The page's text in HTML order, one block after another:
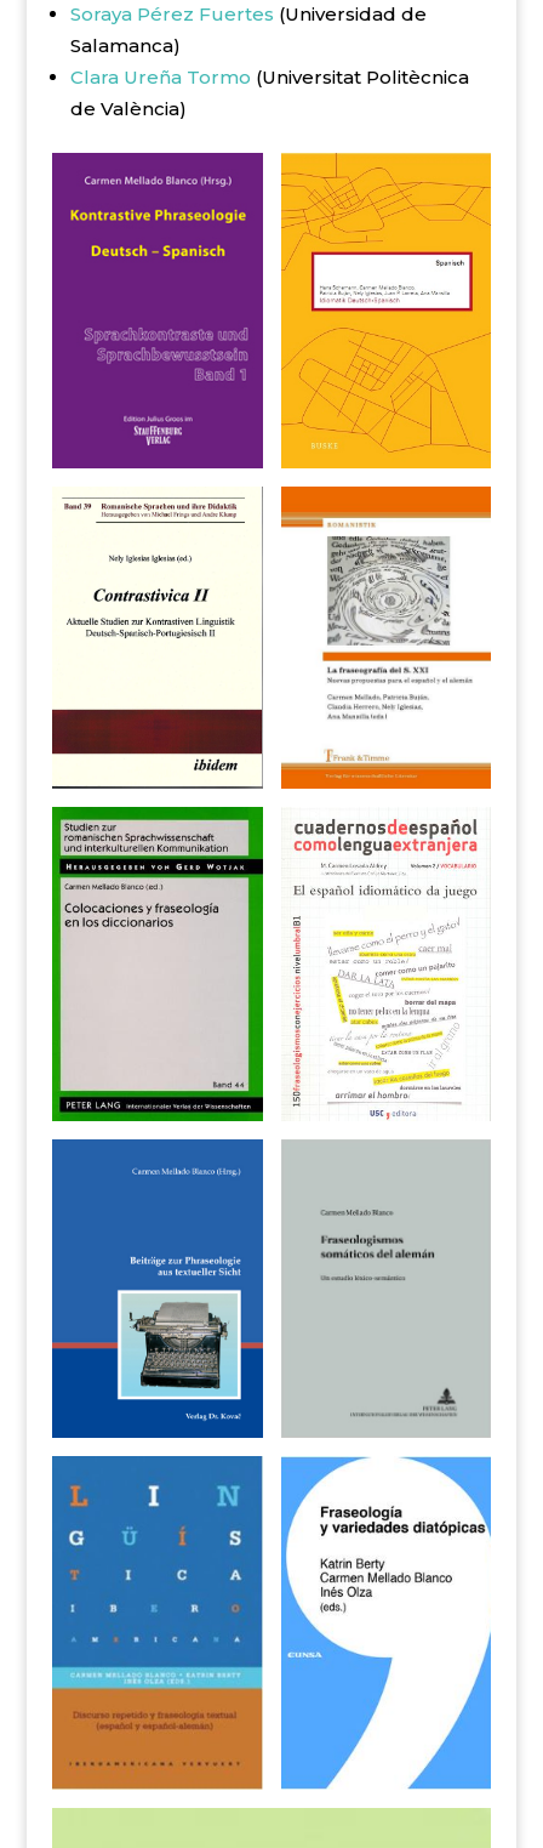
Soraya Pérez Fuertes (Universidad de
Salamanca)
Clara Ureña Tormo (Universitat Politècnica
de València)